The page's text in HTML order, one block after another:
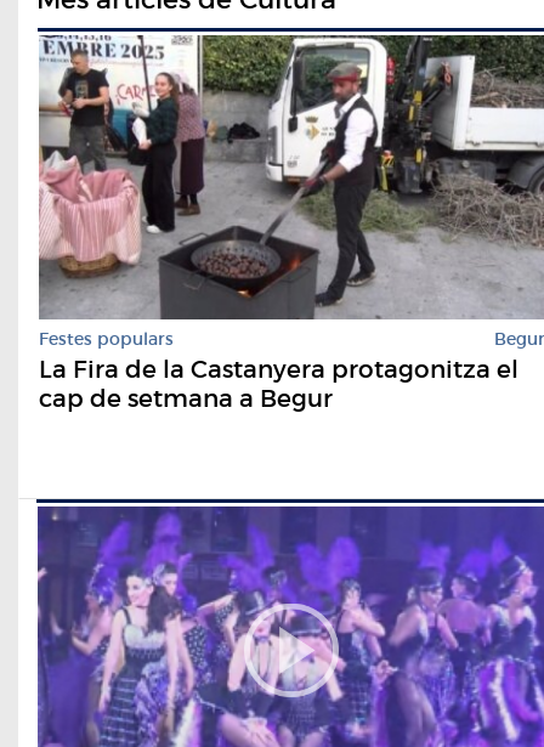
Festes populars Begur
La Fira de la Castanyera protagonitza el
cap de setmana a Begur